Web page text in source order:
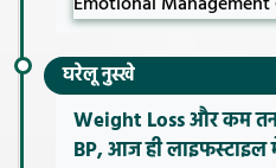
घरेलू नुस्खे
Weight Loss और कम
BP, आज ही लाइफस्टाइल